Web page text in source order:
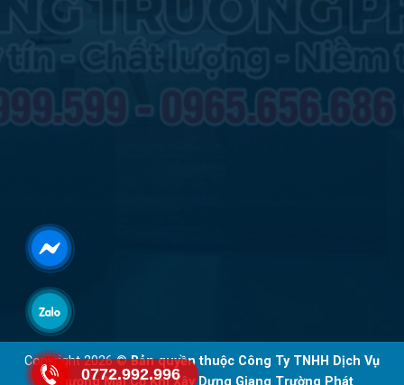
Copyright 2026 ©Bản quyền thuộc Công Ty TNHH Dịch Vụ
Thương Mại Cơ Khí Xây Dựng Giang Trường Phát
0772.992.996